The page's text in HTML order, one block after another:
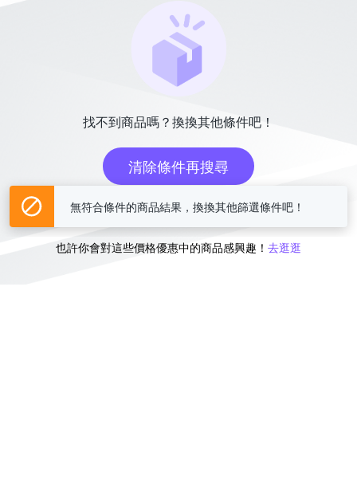
找不到商品嗎？換換其他條件吧！
清除條件再搜尋
或
也許你會對這些價格優惠中的商品感興趣！ 去逛逛
無符合條件的商品結果，換換其他篩選條件吧！